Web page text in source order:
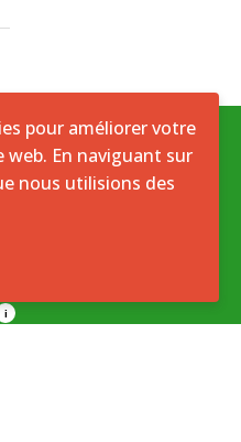
(CC BY 4.0)
i
pour améliorer votre
En naviguant sur
nous utilisions des